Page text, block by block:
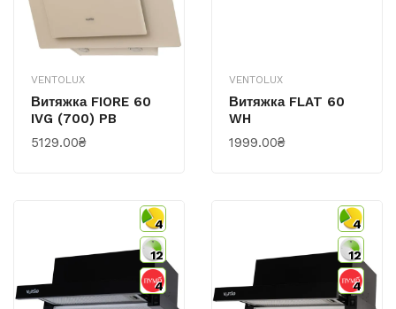
VENTOLUX
Витяжка FIORE 60
IVG (700) PB
5129.00₴
VENTOLUX
Витяжка FLAT 60
WH
1999.00₴
4
12
4
4
12
4